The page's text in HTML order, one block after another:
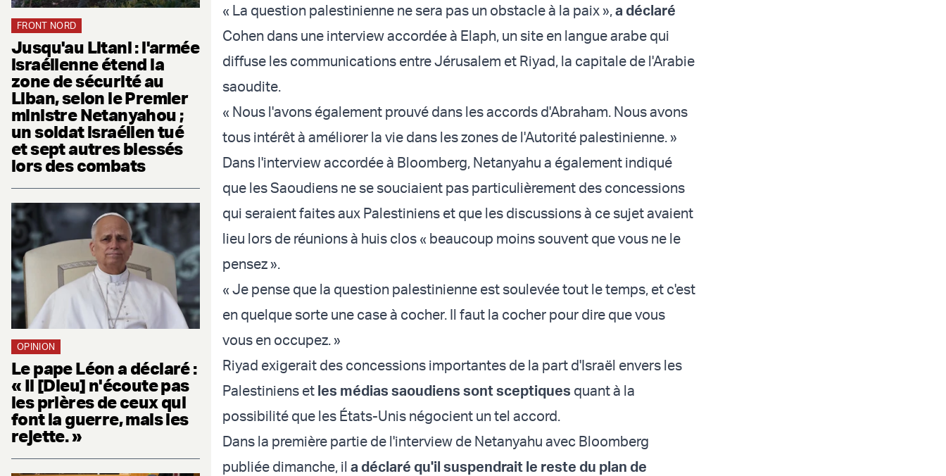
FRONT NORD
Jusqu'au Litani : l'armée
israélienne étend la
zone de sécurité au
Liban, selon le Premier
ministre Netanyahou ;
un soldat israélien tué
et sept autres blessés
lors des combats
OPINION
Le pape Léon a déclaré :
« Il [Dieu] n'écoute pas
les prières de ceux qui
font la guerre, mais les
rejette. »
« La question palestinienne ne sera pas un obstacle à la paix »,a déclaré
Cohen dans une interview accordée à Elaph, un site en langue arabe qui
diffuse les communications entre Jérusalem et Riyad, la capitale de l'Arabie
saoudite.
« Nous l'avons également prouvé dans les accords d'Abraham. Nous avons
tous intérêt à améliorer la vie dans les zones de l'Autorité palestinienne. »
Dans l'interview accordée à Bloomberg, Netanyahu a également indiqué
que les Saoudiens ne se souciaient pas particulièrement des concessions
qui seraient faites aux Palestiniens et que les discussions à ce sujet avaient
lieu lors de réunions à huis clos « beaucoup moins souvent que vous ne le
pensez ».
« Je pense que la question palestinienne est soulevée tout le temps, et c'est
en quelque sorte une case à cocher. Il faut la cocher pour dire que vous
vous en occupez. »
Riyad exigerait des concessions importantes de la part d'Israël envers les
Palestiniens et les médias saoudiens sont sceptiques quant à la
possibilité que les États-Unis négocient un tel accord.
Dans la première partie de l'interview de Netanyahu avec Bloomberg
publiée dimanche, il a déclaré qu'il suspendrait le reste du plan de